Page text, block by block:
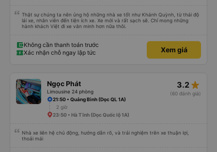
Thật sự chúng ta nên ủng hộ những nhà xe tốt như Khánh Quỳnh, từ thái độ
lái xe, nhân viên đến tiện ích xe. Xe mới và rất sạch sẽ. Chỉ mong những
hành khách Việt đi xe văn minh hơn nữa thôi.
Không cần thanh toán trước
Xác nhận chỗ ngay lập tức
Xem giá
Ngọc Phát
Limousine 24 phòng
3.2 star_rate
(60 đánh giá)
21:50 • Quảng Bình (Dọc QL 1A)
2 giờ
23:50 • Hà Tĩnh (Dọc Quốc lộ 1A)
Nhà xe liên hệ chủ động, hướng dẫn rõ, và trải nghiệm trên xe thuận lợi,
thoải mái